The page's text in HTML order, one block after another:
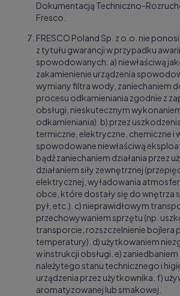
Dokumentacją Techniczno-
Fresco.
FRESCO Poland Sp. z o.o. nie
z tytułu gwarancji w przypadku
spowodowanych: a) niewłaściwą
zakamienienie urządzenia
wymiany filtra wody, zaniechaniem
procesu odkamieniania zgodnie z
obsługi, nieskutecznym
odkamieniania). b) przez
termiczne, elektryczne, chemiczne i
spowodowane niewłaściwą
bądź zaniechaniem działania przez
działaniem siły zewnętrznej
elektrycznej, wyładowania
obce, które dostały się do wnętrza
pył, etc.). c) nieprawidłowym
przechowywaniem sprzętu (np.
transporcie, rozszczelnienie bojlera
temperatury). d) użytkowaniem
w instrukcji obsługi. e)
należytego stanu technicznego i
urządzenia przez użytkownika. f)
aromatyzowanej lub smakowej.